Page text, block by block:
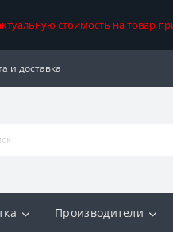
стоимость на товар
и доставка
Производители